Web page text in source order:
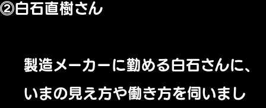
⓶白石直樹さん
製造メーカーに勤める白石さんに、
いまの見え方や働き方を伺いまし